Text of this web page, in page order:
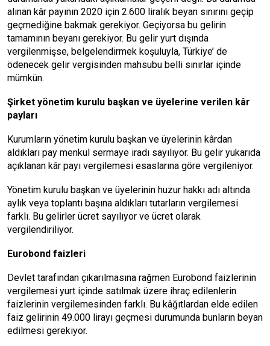
alınan kâr payının 2020 için 2.600 liralık beyan sınırını geçip
geçmediğine bakmak gerekiyor. Geçiyorsa bu gelirin
tamamının beyanı gerekiyor. Bu gelir yurt dışında
vergilenmişse, belgelendirmek koşuluyla, Türkiye’ de
ödenecek gelir vergisinden mahsubu belli sınırlar içinde
mümkün.
Şirket yönetim kurulu başkan ve üyelerine verilen kâr
payları
Kurumların yönetim kurulu başkan ve üyelerinin kârdan
aldıkları pay menkul sermaye iradı sayılıyor. Bu gelir yukarıda
açıklanan kâr payı vergilemesi esaslarına göre vergileniyor.
Yönetim kurulu başkan ve üyelerinin huzur hakkı adı altında
aylık veya toplantı başına aldıkları tutarların vergilemesi
farklı. Bu gelirler ücret sayılıyor ve ücret olarak
vergilendiriliyor.
Eurobond faizleri
Devlet tarafından çıkarılmasına rağmen Eurobond faizlerinin
vergilemesi yurt içinde satılmak üzere ihraç edilenlerin
faizlerinin vergilemesinden farklı. Bu kâğıtlardan elde edilen
faiz gelirinin 49.000 lirayı geçmesi durumunda bunların beyan
edilmesi gerekiyor.